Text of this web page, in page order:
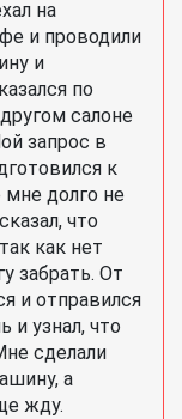
на
и проводили
и
по
салоне
запрос в
к
долго не
что
как нет
забрать. От
и отправился
и узнал, что
сделали
а
жду.